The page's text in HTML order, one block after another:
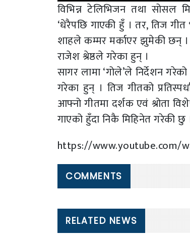
विभिन्न टेलिभिजन तथा सोसल
‘धेरैपछि गाएकी हुँ । तर, तिज
शाहले कम्मर मर्काएर झुमेकी छन् ।
राजेश श्रेष्ठले गरेका हुन् ।
सागर लामा ‘गोले’ले निर्देशन
गरेका हुन् । तिज गीतको
आफ्नो गीतमा दर्शक एवं श्रोता
गाएको हुँदा निकै मिहिनेत गरेकी
https://www.youtube.com/
COMMENTS
RELATED NEWS